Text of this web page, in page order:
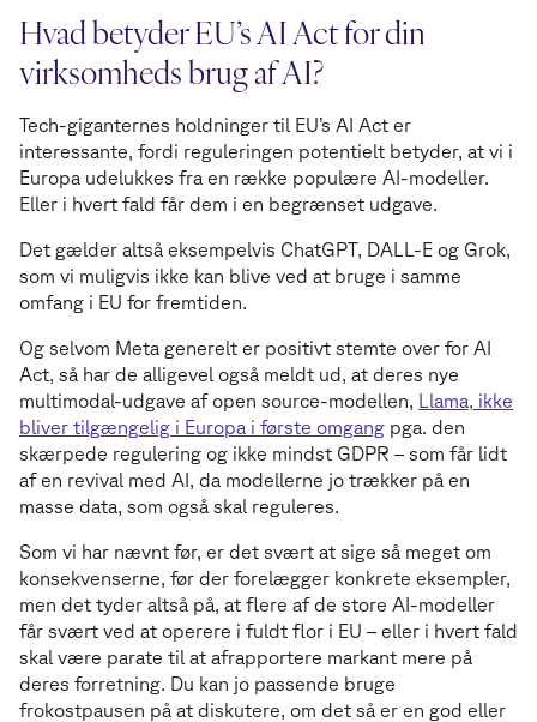
Hvad betyder EU’s AI Act for din
virksomheds brug af AI?
Tech-giganternes holdninger til EU’s AI Act er
interessante, fordi reguleringen potentielt betyder, at vi i
Europa udelukkes fra en række populære AI-modeller.
Eller i hvert fald får dem i en begrænset udgave.
Det gælder altså eksempelvis ChatGPT, DALL-E og Grok,
som vi muligvis ikke kan blive ved at bruge i samme
omfang i EU for fremtiden.
Og selvom Meta generelt er positivt stemte over for AI
Act, så har de alligevel også meldt ud, at deres nye
multimodal-udgave af open source-modellen, Llama, ikke
bliver tilgængelig i Europa i første omgang pga. den
skærpede regulering og ikke mindst GDPR – som får lidt
af en revival med AI, da modellerne jo trækker på en
masse data, som også skal reguleres.
Som vi har nævnt før, er det svært at sige så meget om
konsekvenserne, før der forelægger konkrete eksempler,
men det tyder altså på, at flere af de store AI-modeller
får svært ved at operere i fuldt flor i EU – eller i hvert fald
skal være parate til at afrapportere markant mere på
deres forretning. Du kan jo passende bruge
frokostpausen på at diskutere, om det så er en god eller